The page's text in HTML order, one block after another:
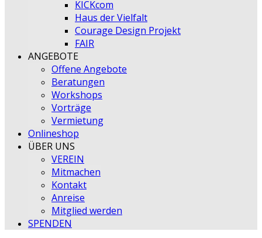
KICKcom
Haus der Vielfalt
Courage Design Projekt
FAIR
ANGEBOTE
Offene Angebote
Beratungen
Workshops
Vorträge
Vermietung
Onlineshop
ÜBER UNS
VEREIN
Mitmachen
Kontakt
Anreise
Mitglied werden
SPENDEN